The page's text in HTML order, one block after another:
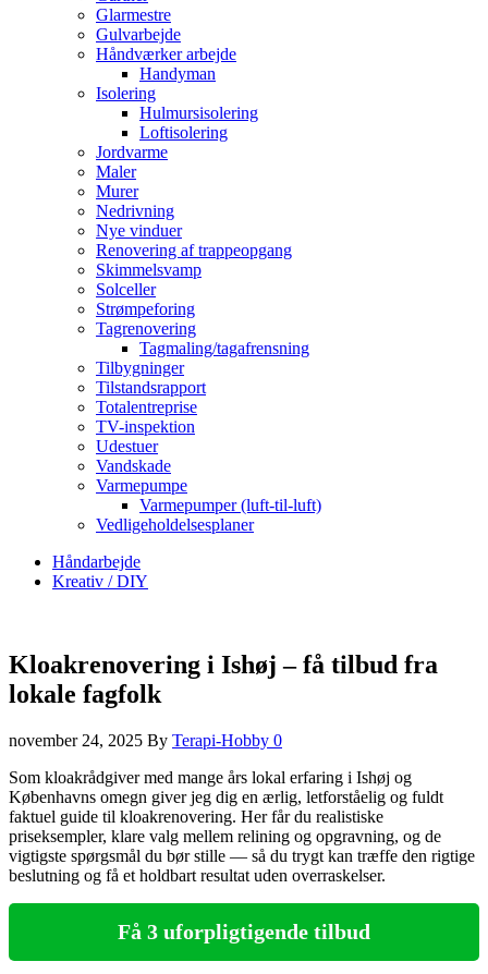
Glarmestre
Gulvarbejde
Håndværker arbejde
Handyman
Isolering
Hulmursisolering
Loftisolering
Jordvarme
Maler
Murer
Nedrivning
Nye vinduer
Renovering af trappeopgang
Skimmelsvamp
Solceller
Strømpeforing
Tagrenovering
Tagmaling/tagafrensning
Tilbygninger
Tilstandsrapport
Totalentreprise
TV-inspektion
Udestuer
Vandskade
Varmepumpe
Varmepumper (luft-til-luft)
Vedligeholdelsesplaner
Håndarbejde
Kreativ / DIY
Kloakrenovering i Ishøj – få tilbud fra
lokale fagfolk
november 24, 2025 By Terapi-Hobby 0
Som kloakrådgiver med mange års lokal erfaring i Ishøj og
Københavns omegn giver jeg dig en ærlig, letforståelig og fuldt
faktuel guide til kloakrenovering. Her får du realistiske
priseksempler, klare valg mellem relining og opgravning, og de
vigtigste spørgsmål du bør stille — så du trygt kan træffe den rigtige
beslutning og få et holdbart resultat uden overraskelser.
Få 3 uforpligtigende tilbud